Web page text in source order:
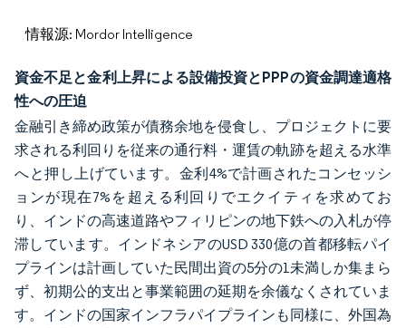
情報源: Mordor Intelligence
資金不足と金利上昇による設備投資とPPPの資金調達適格
性への圧迫
金融引き締め政策が債務余地を侵食し、プロジェクトに要
求される利回りを従来の通行料・運賃の軌跡を超える水準
へと押し上げています。金利4%で計画されたコンセッシ
ョンが現在7%を超える利回りでエクイティを求めてお
り、インドの高速道路やフィリピンの地下鉄への入札が停
滞しています。インドネシアのUSD 330億の首都移転パイ
プラインは計画していた民間出資の5分の1未満しか集まら
ず、初期公的支出と事業範囲の延期を余儀なくされていま
す。インドの国家インフラパイプラインも同様に、外国為